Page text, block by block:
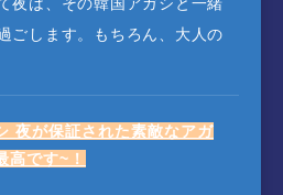
ごします。もちろん、大人の
夜が保証された素敵なアガ
高です~！